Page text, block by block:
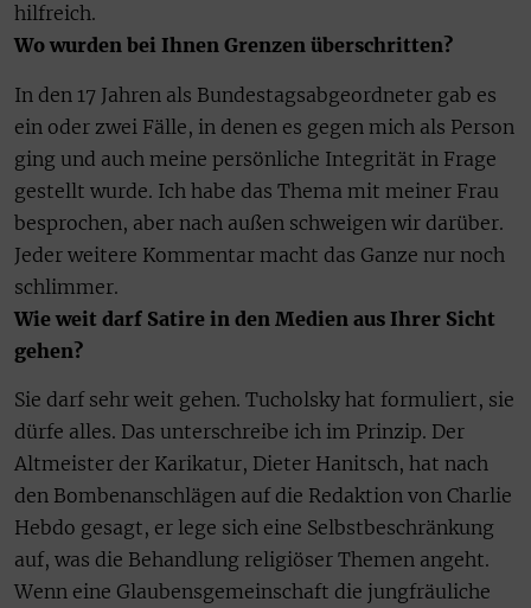
hilfreich.
Wo wurden bei Ihnen Grenzen überschritten?
In den 17 Jahren als Bundestagsabgeordneter gab es
ein oder zwei Fälle, in denen es gegen mich als Person
ging und auch meine persönliche Integrität in Frage
gestellt wurde. Ich habe das Thema mit meiner Frau
besprochen, aber nach außen schweigen wir darüber.
Jeder weitere Kommentar macht das Ganze nur noch
schlimmer.
Wie weit darf Satire in den Medien aus Ihrer Sicht
gehen?
Sie darf sehr weit gehen. Tucholsky hat formuliert, sie
dürfe alles. Das unterschreibe ich im Prinzip. Der
Altmeister der Karikatur, Dieter Hanitsch, hat nach
den Bombenanschlägen auf die Redaktion von Charlie
Hebdo gesagt, er lege sich eine Selbstbeschränkung
auf, was die Behandlung religiöser Themen angeht.
Wenn eine Glaubensgemeinschaft die jungfräuliche